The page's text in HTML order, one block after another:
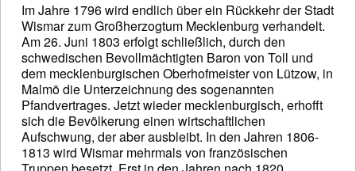
Im Jahre 1796 wird endlich über ein Rückkehr der Stadt
Wismar zum Großherzogtum Mecklenburg verhandelt.
Am 26. Juni 1803 erfolgt schließlich, durch den
schwedischen Bevollmächtigten Baron von Toll und
dem mecklenburgischen Oberhofmeister von Lützow, in
Malmö die Unterzeichnung des sogenannten
Pfandvertrages. Jetzt wieder mecklenburgisch, erhofft
sich die Bevölkerung einen wirtschaftlichen
Aufschwung, der aber ausbleibt. In den Jahren 1806-
1813 wird Wismar mehrmals von französischen